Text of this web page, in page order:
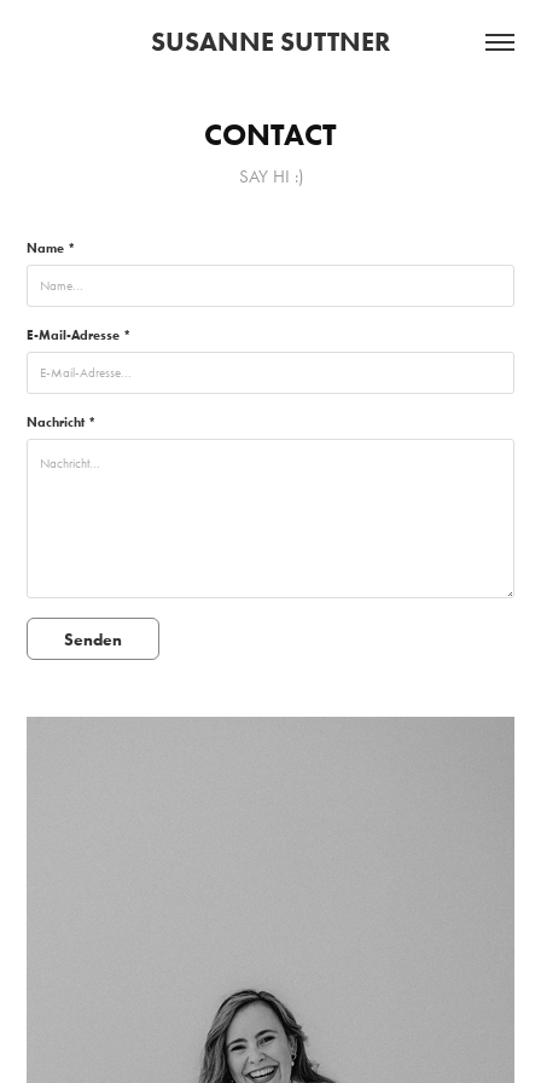
SUSANNE SUTTNER
CONTACT
SAY HI :)
Name *
E-Mail-Adresse *
Nachricht *
Senden